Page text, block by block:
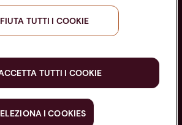
TUTTI I COOKIE
TUTTI I COOKIE
I COOKIES